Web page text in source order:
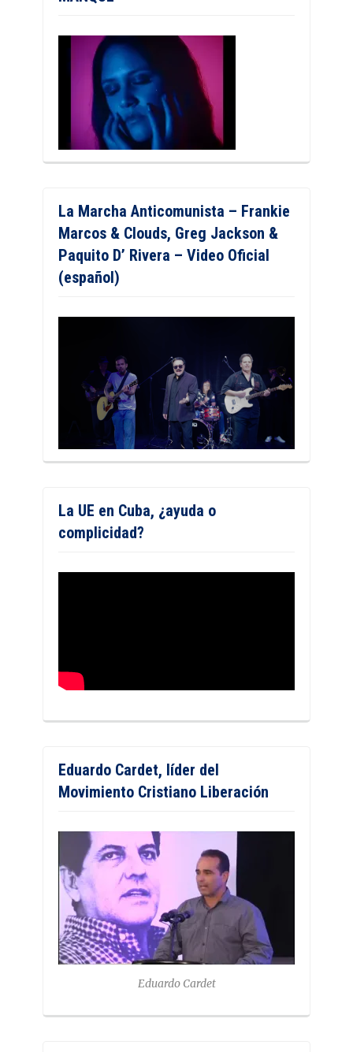
La Marcha Anticomunista – Frankie
Marcos & Clouds, Greg Jackson &
Paquito D’ Rivera – Video Oficial
(español)
La UE en Cuba, ¿ayuda o
complicidad?
Eduardo Cardet, líder del
Movimiento Cristiano Liberación
Eduardo Cardet